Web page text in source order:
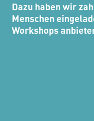
Dazu haben wir
Menschen
Workshops